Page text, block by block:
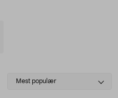
Select
Mest populær